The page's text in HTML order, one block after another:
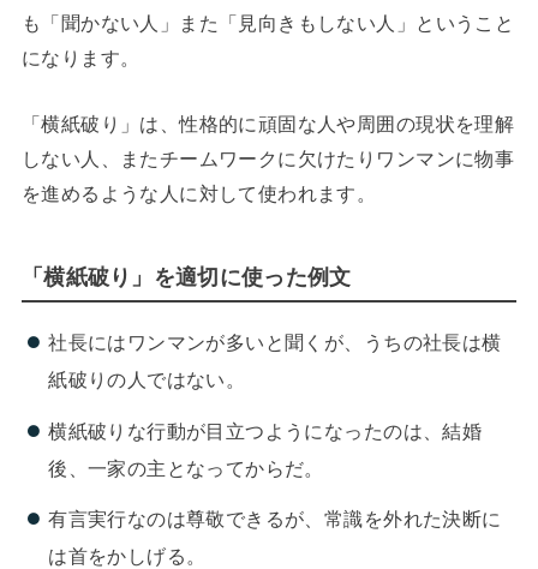
も「聞かない人」また「見向きもしない人」ということ
になります。
「横紙破り」は、性格的に頑固な人や周囲の現状を理解
しない人、またチームワークに欠けたりワンマンに物事
を進めるような人に対して使われます。
「横紙破り」を適切に使った例文
社長にはワンマンが多いと聞くが、うちの社長は横
紙破りの人ではない。
横紙破りな行動が目立つようになったのは、結婚
後、一家の主となってからだ。
有言実行なのは尊敬できるが、常識を外れた決断に
は首をかしげる。